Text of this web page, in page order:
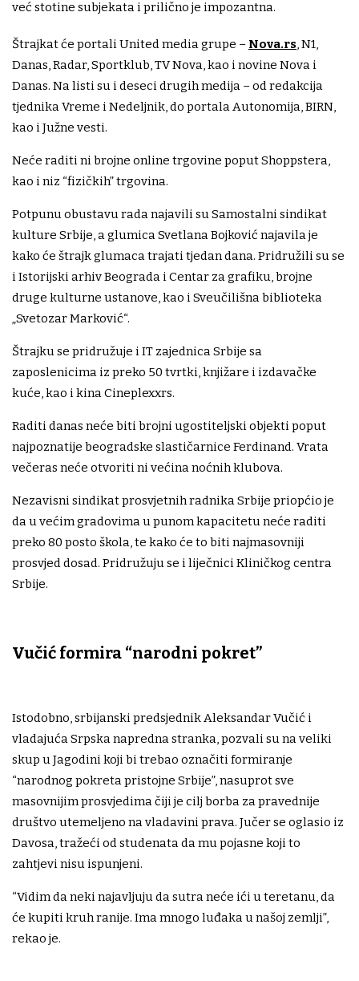
već stotine subjekata i prilično je impozantna.
Štrajkat će portali United media grupe – Nova.rs, N1,
Danas, Radar, Sportklub, TV Nova, kao i novine Nova i
Danas. Na listi su i deseci drugih medija – od redakcija
tjednika Vreme i Nedeljnik, do portala Autonomija, BIRN,
kao i Južne vesti.
Neće raditi ni brojne online trgovine poput Shoppstera,
kao i niz “fizičkih” trgovina.
Potpunu obustavu rada najavili su Samostalni sindikat
kulture Srbije, a glumica Svetlana Bojković najavila je
kako će štrajk glumaca trajati tjedan dana. Pridružili su se
i Istorijski arhiv Beograda i Centar za grafiku, brojne
druge kulturne ustanove, kao i Sveučilišna biblioteka
„Svetozar Marković“.
Štrajku se pridružuje i IT zajednica Srbije sa
zaposlenicima iz preko 50 tvrtki, knjižare i izdavačke
kuće, kao i kina Cineplexxrs.
Raditi danas neće biti brojni ugostiteljski objekti poput
najpoznatije beogradske slastičarnice Ferdinand. Vrata
večeras neće otvoriti ni većina noćnih klubova.
Nezavisni sindikat prosvjetnih radnika Srbije priopćio je
da u većim gradovima u punom kapacitetu neće raditi
preko 80 posto škola, te kako će to biti najmasovniji
prosvjed dosad. Pridružuju se i liječnici Kliničkog centra
Srbije.
Vučić formira “narodni pokret”
Istodobno, srbijanski predsjednik Aleksandar Vučić i
vladajuća Srpska napredna stranka, pozvali su na veliki
skup u Jagodini koji bi trebao označiti formiranje
“narodnog pokreta pristojne Srbije”, nasuprot sve
masovnijim prosvjedima čiji je cilj borba za pravednije
društvo utemeljeno na vladavini prava. Jučer se oglasio iz
Davosa, tražeći od studenata da mu pojasne koji to
zahtjevi nisu ispunjeni.
“Vidim da neki najavljuju da sutra neće ići u teretanu, da
će kupiti kruh ranije. Ima mnogo luđaka u našoj zemlji”,
rekao je.